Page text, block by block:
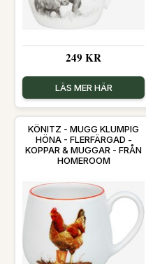
249 KR
LÄS MER HÄR
KÖNITZ - MUGG KLUMPIG
HÖNA - FLERFÄRGAD -
KOPPAR & MUGGAR - FRÅN
HOMEROOM